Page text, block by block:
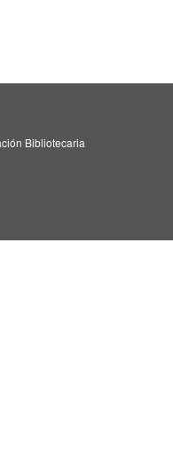
Bibliotecaria